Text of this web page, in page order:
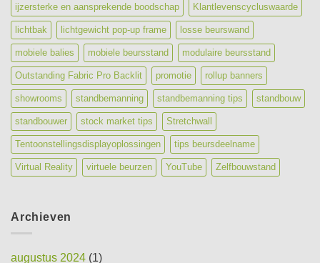
ijzersterke en aansprekende boodschap Klantlevenscycluswaarde
lichtbak lichtgewicht pop-up frame losse beurswand
mobiele balies mobiele beursstand modulaire beursstand
Outstanding Fabric Pro Backlit promotie rollup banners
showrooms standbemanning standbemanning tips standbouw
standbouwer stock market tips Stretchwall
Tentoonstellingsdisplayoplossingen tips beursdeelname
Virtual Reality virtuele beurzen YouTube Zelfbouwstand
Archieven
augustus 2024 (1)